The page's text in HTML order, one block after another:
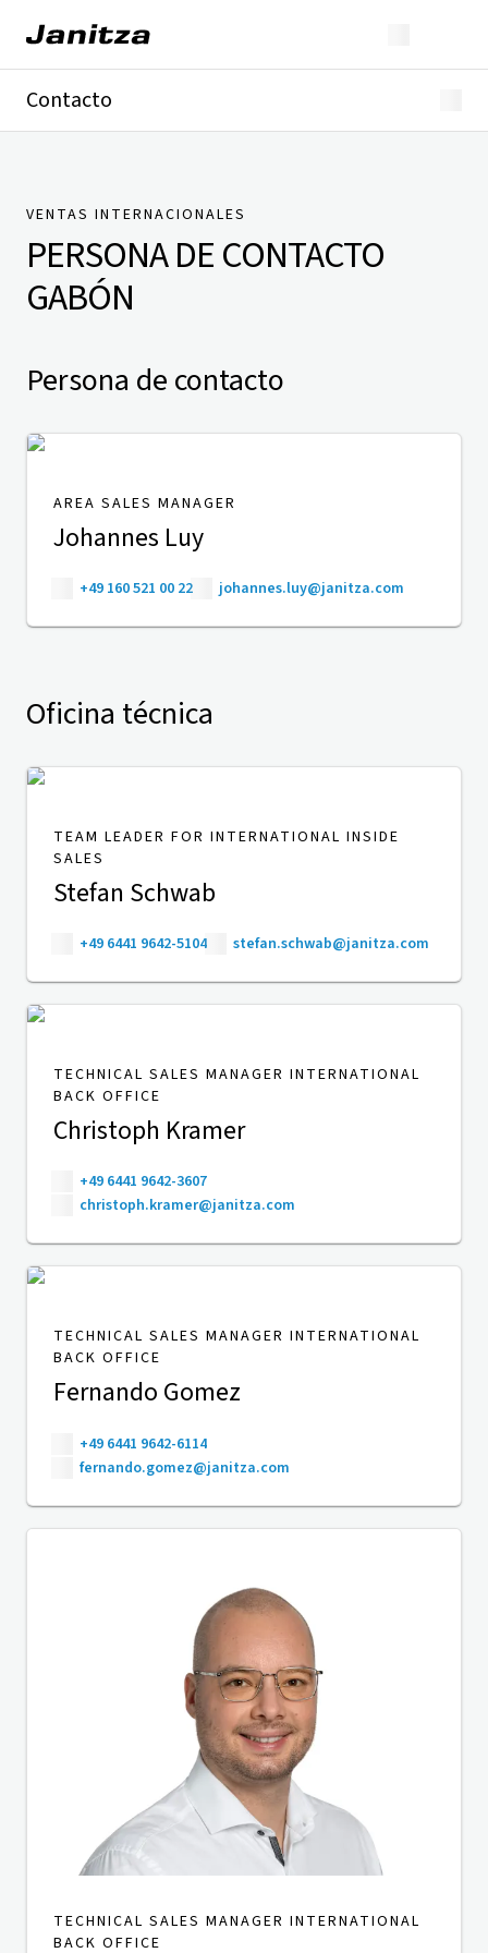
Contacto
Presse
VENTAS INTERNACIONALES
PERSONA DE CONTACTO
GABÓN
Persona de contacto
AREA SALES MANAGER
Johannes Luy
+49 160 521 00 22 johannes.luy@janitza.com
Oficina técnica
TEAM LEADER FOR INTERNATIONAL INSIDE
SALES
Stefan Schwab
+49 6441 9642-5104 stefan.schwab@janitza.com
TECHNICAL SALES MANAGER INTERNATIONAL
BACK OFFICE
Christoph Kramer
+49 6441 9642-3607
christoph.kramer@janitza.com
TECHNICAL SALES MANAGER INTERNATIONAL
BACK OFFICE
Fernando Gomez
+49 6441 9642-6114
fernando.gomez@janitza.com
TECHNICAL SALES MANAGER INTERNATIONAL
BACK OFFICE